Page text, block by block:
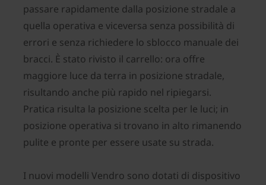
passare rapidamente dalla posizione stradale a
quella operativa e viceversa senza possibilità di
errori e senza richiedere lo sblocco manuale dei
bracci. È stato rivisto il carrello: ora offre
maggiore luce da terra in posizione stradale,
risultando anche più rapido nel ripiegarsi.
Pratica risulta la posizione scelta per le luci; in
posizione operativa si trovano in alto rimanendo
pulite e pronte per essere usate su strada.
I nuovi modelli Vendro sono dotati di dispositivo